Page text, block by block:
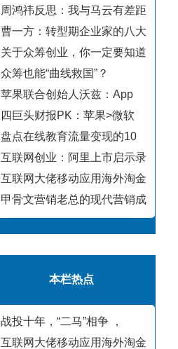
周鸿祎反思：我与马云有差距
曹一方：转型期企业家的八大
关于众筹创业，你一定要知道
众筹也能“曲线救国”？
苹果联合创始人沃兹：App
四巨头财报PK：苹果>微软
盘点在线教育流量变现的10
互联网创业：阿里上市启示录
互联网大佬移动应用海外淘金
甲骨文营销老总的现代营销成
本栏热点
战投十年，“二马”相争 ，
互联网大佬移动应用海外淘金